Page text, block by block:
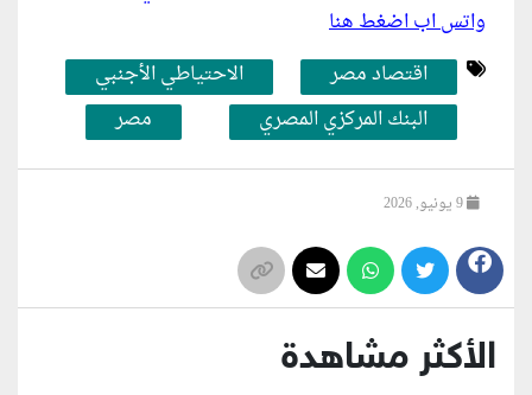
واتس اب اضغط هنا
اقتصاد مصر
الاحتياطي الأجنبي
البنك المركزي المصري
مصر
الأكثر مشاهدة